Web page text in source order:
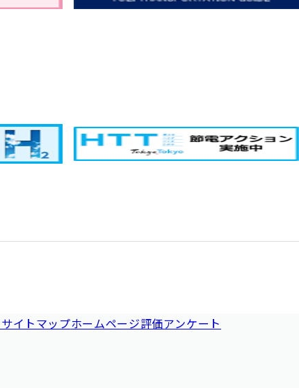
サイトマップホームページ評価アンケート